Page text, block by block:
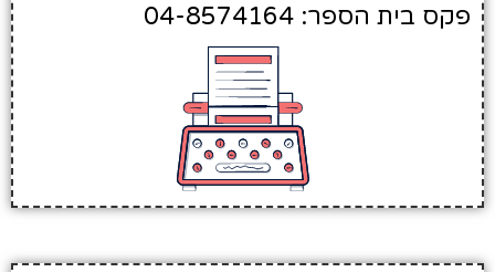
פקס בית הספר: 04-8574164